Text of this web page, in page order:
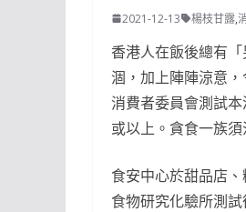
2021-12-13 楊枝甘露,
香港人在飯後總有
涸，加上陣陣涼意
消費者委員會測試
或以上。貪食一族
食安中心於甜品店
食物研究化驗所測